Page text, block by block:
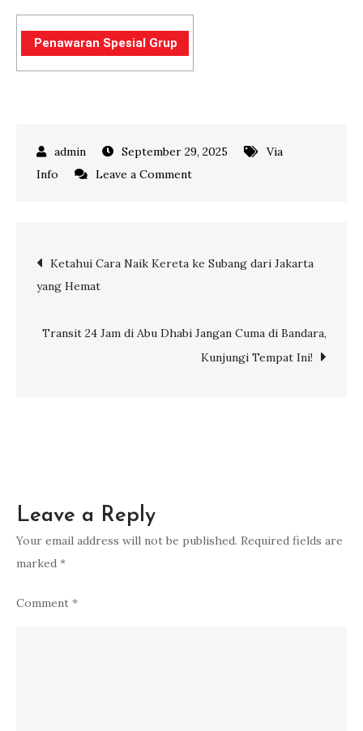
Penawaran Spesial Grup
September 29, 2025
Via
Info
Leave a Commenton
Tiket
Buat
Terbang
Post
navigation
Ketahui Cara Naik Kereta ke Subang dari Jakarta
yang Hemat
Transit 24 Jam di Abu Dhabi Jangan Cuma di Bandara,
Kunjungi Tempat Ini!
Leave a Reply
Your email address will not be published. Required fields are
marked *
Comment *